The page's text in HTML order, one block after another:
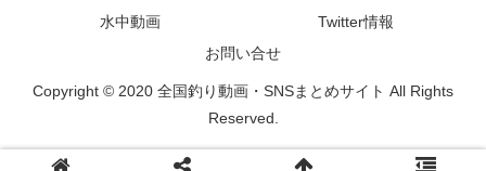
水中動画
Twitter情報
お問い合せ
Copyright © 2020 全国釣り動画・SNSまとめサイト All Rights
Reserved.